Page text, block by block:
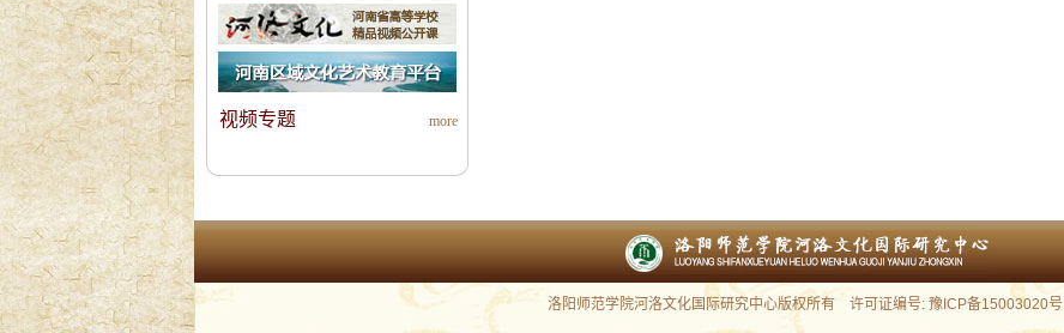
more
视频专题
洛阳师范学院河洛文化国际研究中心版权所有 许可证编号: 豫ICP备15003020号